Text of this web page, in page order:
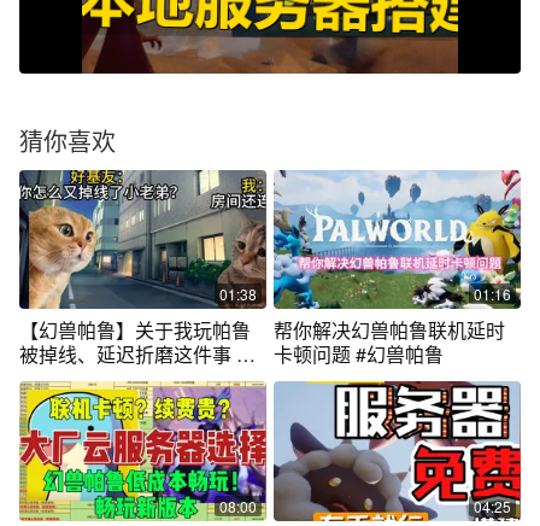
猜你喜欢
01:38
【幻兽帕鲁】关于我玩帕鲁
被掉线、延迟折磨这件事 猫
meme
01:16
帮你解决幻兽帕鲁联机延时
卡顿问题 #幻兽帕鲁
08:00 04:25